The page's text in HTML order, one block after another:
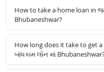
How to take a home loan in
Bhubaneshwar?
How long does it take to get
બાંધકામ લોન માં